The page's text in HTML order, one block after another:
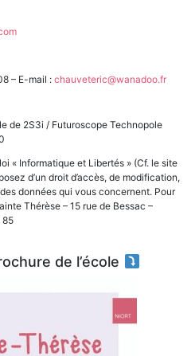
– E-mail : chauveteric@wanadoo.fr
de 2S3i / Futuroscope Technopole
« Informatique et Libertés » (Cf. le site
d’un droit d’accès, de modification,
données qui vous concernent. Pour
Thérèse – 15 rue de Bessac –
85
de l’école